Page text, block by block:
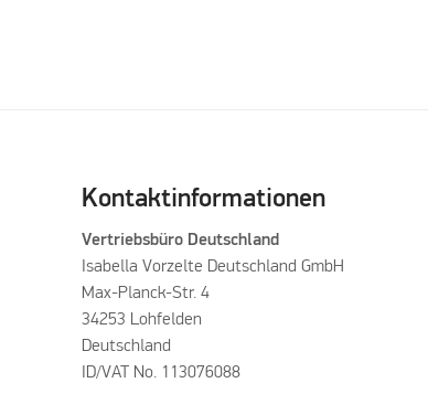
Kontaktinformationen
Vertriebsbüro Deutschland
Isabella Vorzelte Deutschland GmbH
Max-Planck-Str. 4
34253 Lohfelden
Deutschland
ID/VAT No. 113076088